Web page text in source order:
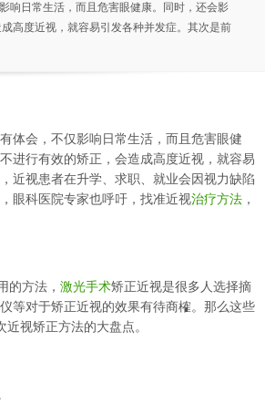
响日常生活，而且危害眼健康。同时，还会影
高度近视，就容易引发各种并发症。其次是前
体会，不仅影响日常生活，而且危害眼健
进行有效的矫正，会造成高度近视，就容易
近视患者在升学、求职、就业会因视力缺陷
眼科医院专家也呼吁，找准近视治疗方法 ，
的方法， 激光手术矫正近视是很多人选择摘
等对于矫正近视的效果有待商榷。那么这些
视矫正方法的大盘点。